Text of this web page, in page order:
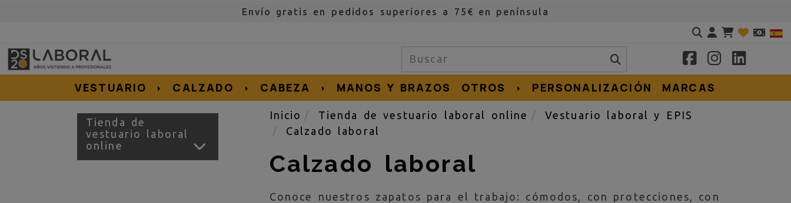
Envío gratis en pedidos superiores a 75€ en península
Identifícate
VESTUARIO CALZADO CABEZA MANOS Y BRAZOS OTROS PERSONALIZACIÓN MARCAS
Tienda de
vestuario laboral
online
Inicio Tienda de vestuario laboral online
Vestuario laboral y EPIS
Calzado laboral
Calzado laboral
Conoce nuestros zapatos para el trabajo: cómodos, con protecciones, con